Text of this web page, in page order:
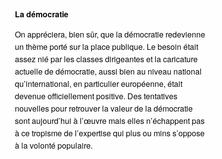
La démocratie
On appréciera, bien sûr, que la démocratie redevienne
un thème porté sur la place publique. Le besoin était
assez nié par les classes dirigeantes et la caricature
actuelle de démocratie, aussi bien au niveau national
qu’international, en particulier européenne, était
devenue officiellement positive. Des tentatives
nouvelles pour retrouver la valeur de la démocratie
sont aujourd’hui à l’œuvre mais elles n’échappent pas
à ce tropisme de l’expertise qui plus ou mins s’oppose
à la volonté populaire.